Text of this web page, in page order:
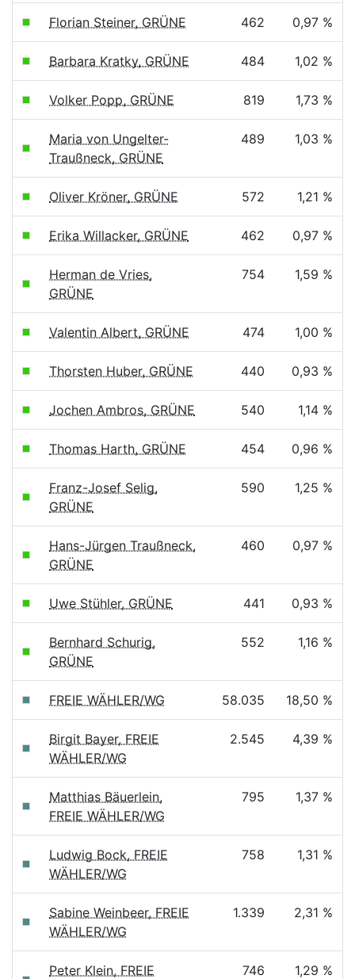
Florian Steiner, GRÜNE 462 0,97 %
Barbara Kratky, GRÜNE 484 1,02 %
Volker Popp, GRÜNE 819 1,73 %
Maria von Ungelter-
Traußneck, GRÜNE
489 1,03 %
Oliver Kröner, GRÜNE 572 1,21 %
Erika Willacker, GRÜNE 462 0,97 %
Herman de Vries,
GRÜNE
754 1,59 %
Valentin Albert, GRÜNE 474 1,00 %
Thorsten Huber, GRÜNE 440 0,93 %
Jochen Ambros, GRÜNE 540 1,14 %
Thomas Harth, GRÜNE 454 0,96 %
Franz-Josef Selig,
GRÜNE
590 1,25 %
Hans-Jürgen Traußneck,
GRÜNE
460 0,97 %
Uwe Stühler, GRÜNE 441 0,93 %
Bernhard Schurig,
GRÜNE
552 1,16 %
FREIE WÄHLER/WG 58.035 18,50 %
Birgit Bayer, FREIE
WÄHLER/WG
2.545 4,39 %
Matthias Bäuerlein,
FREIE WÄHLER/WG
795 1,37 %
Ludwig Bock, FREIE
WÄHLER/WG
758 1,31 %
Sabine Weinbeer, FREIE
WÄHLER/WG
1.339 2,31 %
Peter Klein, FREIE
746 1,29 %